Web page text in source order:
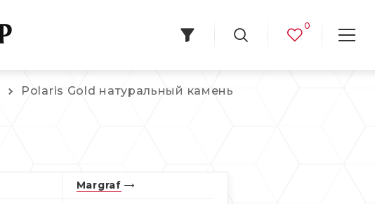
0
Polaris Gold натуральный камень
Margraf